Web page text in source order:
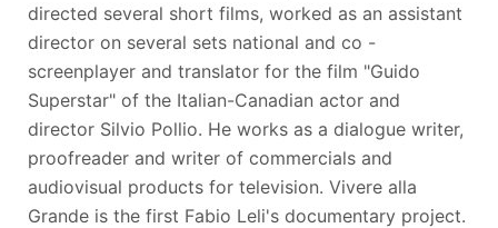
directed several short films, worked as an assistant
director on several sets national and co -
screenplayer and translator for the film "Guido
Superstar" of the Italian-Canadian actor and
director Silvio Pollio. He works as a dialogue writer,
proofreader and writer of commercials and
audiovisual products for television. Vivere alla
Grande is the first Fabio Leli's documentary project.